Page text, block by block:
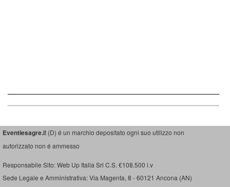
Eventiesagre.it (D) é un marchio depositato ogni suo utilizzo non
autorizzato non é ammesso
Responsabile Sito: Web Up Italia Srl C.S. €108.500 i.v
Sede Legale e Amministrativa: Via Magenta, 8 - 60121 Ancona (AN)